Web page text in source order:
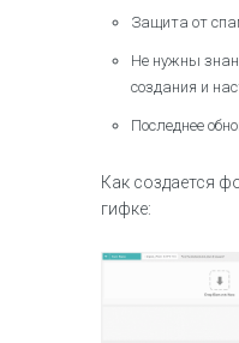
Защита от
Не нужны
создания и
Последнее
Как создается
гифке: